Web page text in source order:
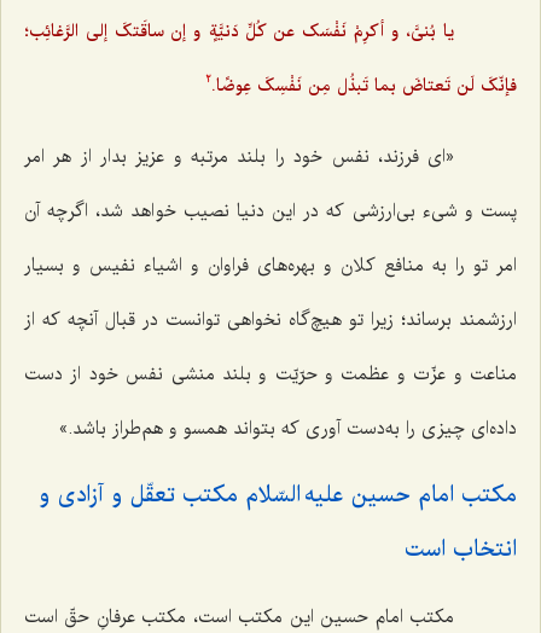
یا بُنیَّ، و أکرِمْ نَفْسَک عن کُلِّ دَنیَّةٍ و إن ساقَتکَ إلی الرَّغائِب؛
فإنّکَ لَن تَعتاضَ بما تَبذُل مِن نَفْسِکَ عِوضًا.2
«ای فرزند، نفس خود را بلند مرتبه و عزیز بدار از هر امر
پست و شی‌ء بی‌ارزشی که در این دنیا نصیب خواهد شد، اگرچه آن
امر تو را به منافع کلان و بهره‌های فراوان و اشیاء نفیس و بسیار
ارزشمند برساند؛ زیرا تو هیچ‌گاه نخواهی توانست در قبال آنچه که از
مناعت و عزّت و عظمت و حرّیّت و بلند منشی نفس خود از دست
داده‌ای چیزی را به‌دست آوری که بتواند همسو و هم‌طراز باشد.»
مکتب امام حسین علیه السّلام مکتب تعقّل و آزادی و
انتخاب است‌
مکتب امام حسین این مکتب است، مکتب عرفانِ حقّ است